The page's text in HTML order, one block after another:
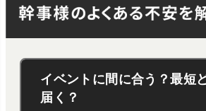
イベントに間に合う？最短
届く？